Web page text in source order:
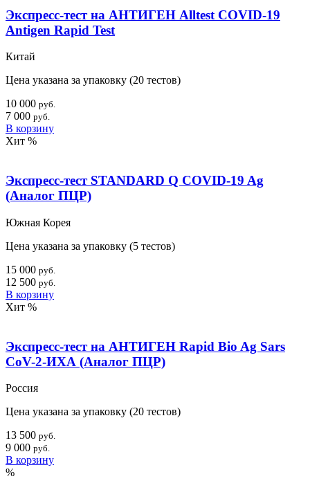
Экспресс-тест на АНТИГЕН Alltest COVID-19
Antigen Rapid Test
Китай
Цена указана за упаковку (20 тестов)
10 000 руб.
7 000 руб.
В корзину
Хит %
Экспресс-тест STANDARD Q COVID-19 Ag
(Аналог ПЦР)
Южная Корея
Цена указана за упаковку (5 тестов)
15 000 руб.
12 500 руб.
В корзину
Хит %
Экспресс-тест на АНТИГЕН Rapid Bio Ag Sars
CoV-2-ИХА (Аналог ПЦР)
Россия
Цена указана за упаковку (20 тестов)
13 500 руб.
9 000 руб.
В корзину
%